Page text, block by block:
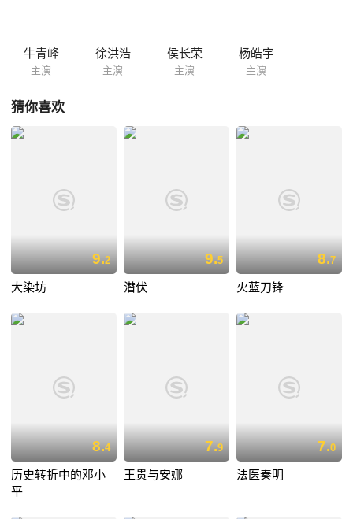
牛青峰
主演
徐洪浩
主演
侯长荣
主演
杨皓宇
主演
猜你喜欢
9.2
大染坊
9.5
潜伏
8.7
火蓝刀锋
8.4
历史转折中的邓小
平
7.9
王贵与安娜
7.0
法医秦明